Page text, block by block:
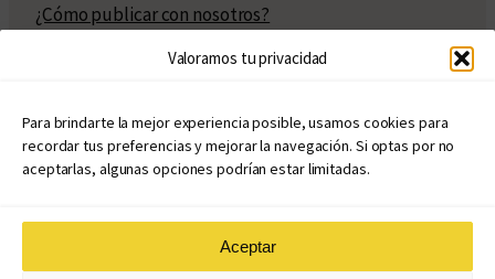
Valoramos tu privacidad
Para brindarte la mejor experiencia posible, usamos cookies para
recordar tus preferencias y mejorar la navegación. Si optas por no
aceptarlas, algunas opciones podrían estar limitadas.
Aceptar
¿Cómo publicar con nosotros?
Políticas de publicación
Políticas de coedición
Atribuciones